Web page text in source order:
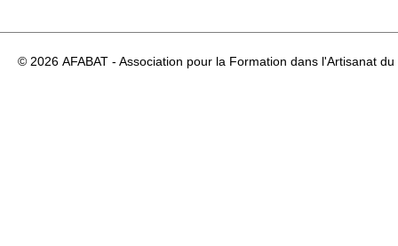
© 2026 AFABAT - Association pour la Formation dans l'Artisanat du